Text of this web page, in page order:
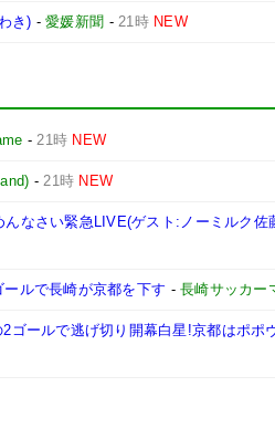
き) -愛媛新聞 -21時 NEW
-21時 NEW
-21時 NEW
なさい緊急LIVE(ゲスト:ノーミルク
ルで長崎が京都を下す -長崎サッカー
ゴールで逃げ切り開幕白星!京都はポポ